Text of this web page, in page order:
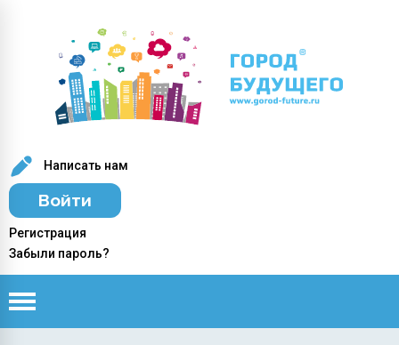
Написать нам
Войти
Регистрация
Забыли пароль?